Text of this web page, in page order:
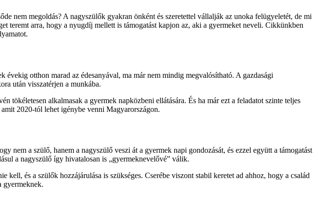
nem megoldás? A nagyszülők gyakran önként és szeretettel vállalják az unoka felügyeletét, de mi
teremt arra, hogy a nyugdíj mellett is támogatást kapjon az, aki a gyermeket neveli. Cikkünkben
otthon marad az édesanyával, ma már nem mindig megvalósítható. A gazdasági
után visszatérjen a munkába.
alkalmasak a gyermek napközbeni ellátására. És ha már ezt a feladatot szinte teljes
2020-tól lehet igénybe venni Magyarországon.
a szülő, hanem a nagyszülő veszi át a gyermek napi gondozását, és ezzel együtt a támogatást
a nagyszülő így hivatalosan is „gyermeknevelővé” válik.
és a szülők hozzájárulása is szükséges. Cserébe viszont stabil keretet ad ahhoz, hogy a család
gyermeknek.